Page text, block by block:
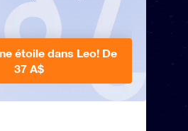
étoile dans Leo! De
37 A$